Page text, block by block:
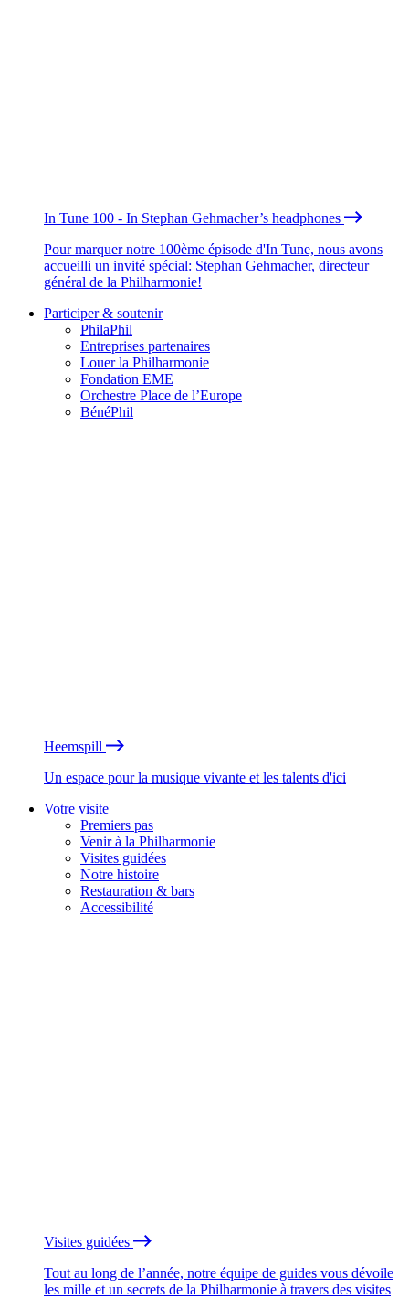
In Tune 100 - In Stephan Gehmacher’s headphones
Pour marquer notre 100ème épisode d'In Tune, nous avons
accueilli un invité spécial: Stephan Gehmacher, directeur
général de la Philharmonie!
Participer & soutenir
PhilaPhil
Entreprises partenaires
Louer la Philharmonie
Fondation EME
Orchestre Place de l’Europe
BénéPhil
Heemspill
Un espace pour la musique vivante et les talents d'ici
Votre visite
Premiers pas
Venir à la Philharmonie
Visites guidées
Notre histoire
Restauration & bars
Accessibilité
Visites guidées
Tout au long de l’année, notre équipe de guides vous dévoile
les mille et un secrets de la Philharmonie à travers des visites